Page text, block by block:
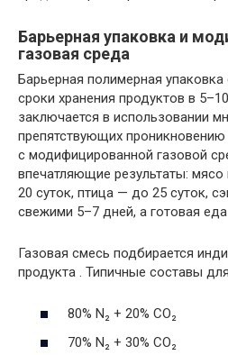
Барьерная упаковка и
газовая среда
Барьерная полимерная
сроки хранения продуктов в
заключается в использовании
препятствующих
с модифицированной газовой
впечатляющие результаты:
20 суток, птица — до 25 суток,
свежими 5–7 дней, а готовая
Газовая смесь подбирается
продукта . Типичные составы
80% N₂ + 20% CO₂
70% N₂ + 30% CO₂